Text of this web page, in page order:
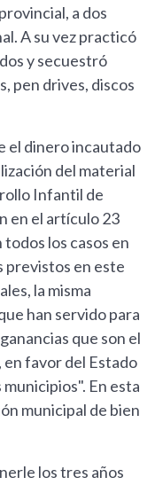
a dos
A su vez practicó
y secuestró
pen drives, discos
el dinero incautado
del material
Infantil de
en el artículo 23
los casos en
previstos en este
la misma
han servido para
que son el
favor del Estado
En esta
municipal de bien
los tres años